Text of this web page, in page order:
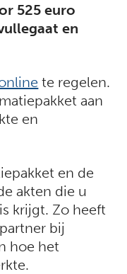
525 euro
en
te regelen.
aan
en
en de
akten die u
krijgt. Zo heeft
bij
hoe het